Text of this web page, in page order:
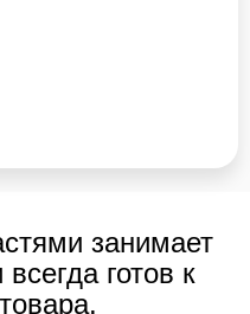
занимает
готов к